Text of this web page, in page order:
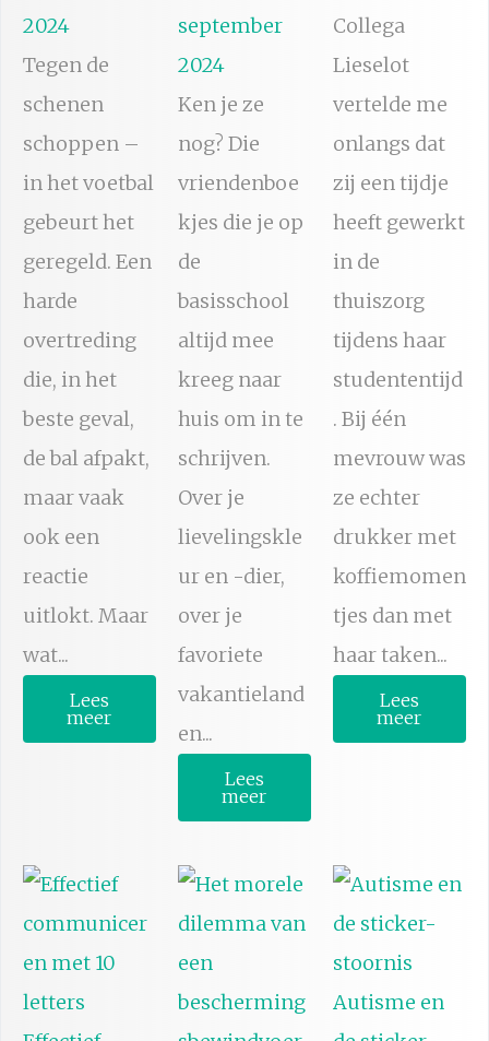
2024
Tegen de
schenen
schoppen –
in het voetbal
gebeurt het
geregeld. Een
harde
overtreding
die, in het
beste geval,
de bal afpakt,
maar vaak
ook een
reactie
uitlokt. Maar
wat...
Lees
meer
september
2024
Ken je ze
nog? Die
vriendenboe
kjes die je op
de
basisschool
altijd mee
kreeg naar
huis om in te
schrijven.
Over je
lievelingskle
ur en -dier,
over je
favoriete
vakantieland
en...
Lees
meer
Collega
Lieselot
vertelde me
onlangs dat
zij een tijdje
heeft gewerkt
in de
thuiszorg
tijdens haar
studententijd
. Bij één
mevrouw was
ze echter
drukker met
koffiemomen
tjes dan met
haar taken...
Lees
meer
Autisme en